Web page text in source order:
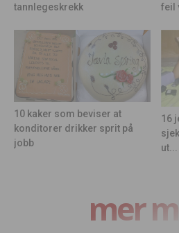
tannlegeskrekk
feil
10 kaker som beviser at
konditorer drikker sprit på
jobb
16
ut...
mer